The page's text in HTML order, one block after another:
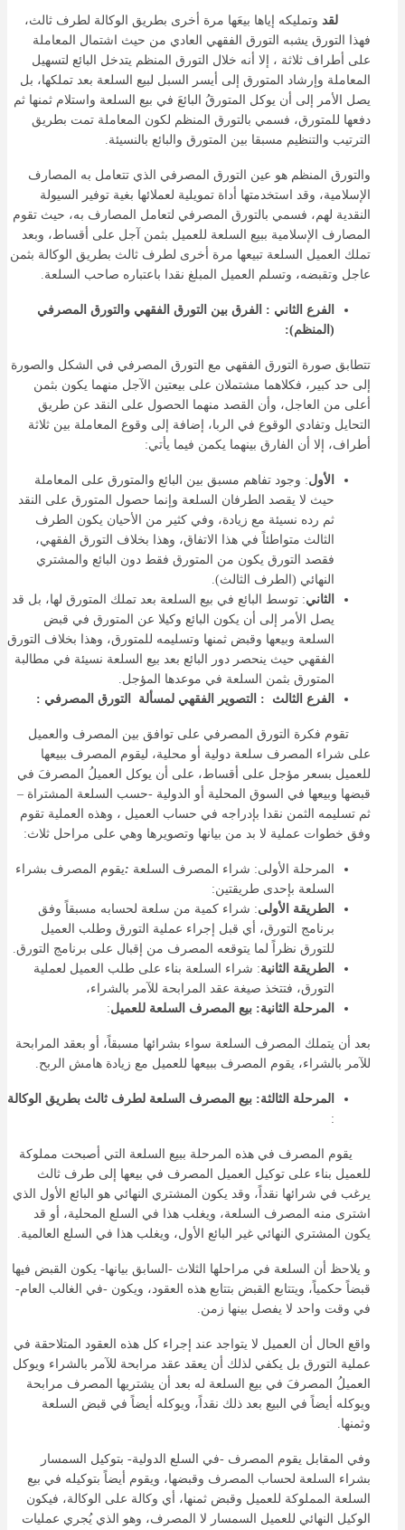
لقد وتمليكه إياها بيعَها مرة أخرى بطريق الوكالة لطرف ثالث،
فهذا التورق يشبه التورق الفقهي العادي من حيث اشتمال المعاملة
على أطراف ثلاثة ، إلا أنه خلال التورق المنظم يتدخل البائع لتسهيل
المعاملة وإرشاد المتورق إلى أيسر السبل لبيع السلعة بعد تملكها، بل
يصل الأمر إلى أن يوكل المتورقُ البائعَ في بيع السلعة واستلام ثمنها ثم
دفعها للمتورق، فسمي بالتورق المنظم لكون المعاملة تمت بطريق
الترتيب والتنظيم مسبقا بين المتورق والبائع بالنسيئة.
والتورق المنظم هو عين التورق المصرفي الذي تتعامل به المصارف
الإسلامية، وقد استخدمتها أداة تمويلية لعملائها بغية توفير السيولة
النقدية لهم، فسمي بالتورق المصرفي لتعامل المصارف به، حيث تقوم
المصارف الإسلامية ببيع السلعة للعميل بثمن آجل على أقساط، وبعد
تملك العميل السلعة تبيعها مرة أخرى لطرف ثالث بطريق الوكالة بثمن
عاجل وتقبضه، وتسلم العميل المبلغ نقدا باعتباره صاحب السلعة.
الفرع الثاني : الفرق بين التورق الفقهي والتورق المصرفي
(المنظم):
تتطابق صورة التورق الفقهي مع التورق المصرفي في الشكل والصورة
إلى حد كبير، فكلاهما مشتملان على بيعتين الآجل منهما يكون بثمن
أعلى من العاجل، وأن القصد منهما الحصول على النقد عن طريق
التحايل وتفادي الوقوع في الربا، إضافة إلى وقوع المعاملة بين ثلاثة
أطراف، إلا أن الفارق بينهما يكمن فيما يأتي:
الأول: وجود تفاهم مسبق بين البائع والمتورق على المعاملة
حيث لا يقصد الطرفان السلعة وإنما حصول المتورق على النقد
ثم رده نسيئة مع زيادة، وفي كثير من الأحيان يكون الطرف
الثالث متواطئاً في هذا الاتفاق، وهذا بخلاف التورق الفقهي،
فقصد التورق يكون من المتورق فقط دون البائع والمشتري
النهائي (الطرف الثالث).
الثاني: توسط البائع في بيع السلعة بعد تملك المتورق لها، بل قد
يصل الأمر إلى أن يكون البائع وكيلا عن المتورق في قبض
السلعة وبيعها وقبض ثمنها وتسليمه للمتورق، وهذا بخلاف التورق
الفقهي حيث ينحصر دور البائع بعد بيع السلعة نسيئة في مطالبة
المتورق بثمن السلعة في موعدها المؤجل.
الفرع الثالث : التصوير الفقهي لمسألة التورق المصرفي :
تقوم فكرة التورق المصرفي على توافق بين المصرف والعميل
على شراء المصرف سلعة دولية أو محلية، ليقوم المصرف ببيعها
للعميل بسعر مؤجل على أقساط، على أن يوكل العميلُ المصرفَ في
قبضها وبيعها في السوق المحلية أو الدولية -حسب السلعة المشتراة –
ثم تسليمه الثمن نقدا بإدراجه في حساب العميل ، وهذه العملية تقوم
وفق خطوات عملية لا بد من بيانها وتصويرها وهي على مراحل ثلاث:
المرحلة الأولى: شراء المصرف السلعة :يقوم المصرف بشراء
السلعة بإحدى طريقتين:
الطريقة الأولى: شراء كمية من سلعة لحسابه مسبقاً وفق
برنامج التورق، أي قبل إجراء عملية التورق وطلب العميل
للتورق نظراً لما يتوقعه المصرف من إقبال على برنامج التورق.
الطريقة الثانية: شراء السلعة بناء على طلب العميل لعملية
التورق، فتتخذ صيغة عقد المرابحة للآمر بالشراء،
المرحلة الثانية: بيع المصرف السلعة للعميل:
بعد أن يتملك المصرف السلعة سواء بشرائها مسبقاً، أو بعقد المرابحة
للآمر بالشراء، يقوم المصرف ببيعها للعميل مع زيادة هامش الربح.
المرحلة الثالثة: بيع المصرف السلعة لطرف ثالث بطريق الوكالة
:
يقوم المصرف في هذه المرحلة ببيع السلعة التي أصبحت مملوكة
للعميل بناء على توكيل العميل المصرف في بيعها إلى طرف ثالث
يرغب في شرائها نقداً، وقد يكون المشتري النهائي هو البائع الأول الذي
اشترى منه المصرف السلعة، ويغلب هذا في السلع المحلية، أو قد
يكون المشتري النهائي غير البائع الأول، ويغلب هذا في السلع العالمية.
و يلاحظ أن السلعة في مراحلها الثلاث -السابق بيانها- يكون القبض فيها
قبضاً حكمياً، ويتتابع القبض بتتابع هذه العقود، ويكون -في الغالب العام-
في وقت واحد لا يفصل بينها زمن.
واقع الحال أن العميل لا يتواجد عند إجراء كل هذه العقود المتلاحقة في
عملية التورق بل يكفي لذلك أن يعقد عقد مرابحة للآمر بالشراء ويوكل
العميلُ المصرفَ في بيع السلعة له بعد أن يشتريها المصرف مرابحة
ويوكله أيضاً في البيع بعد ذلك نقداً، ويوكله أيضاً في قبض السلعة
وثمنها.
وفي المقابل يقوم المصرف -في السلع الدولية- بتوكيل السمسار
بشراء السلعة لحساب المصرف وقبضها، ويقوم أيضاً بتوكيله في بيع
السلعة المملوكة للعميل وقبض ثمنها، أي وكالة على الوكالة، فيكون
الوكيل النهائي للعميل السمسار لا المصرف، وهو الذي يُجري عمليات